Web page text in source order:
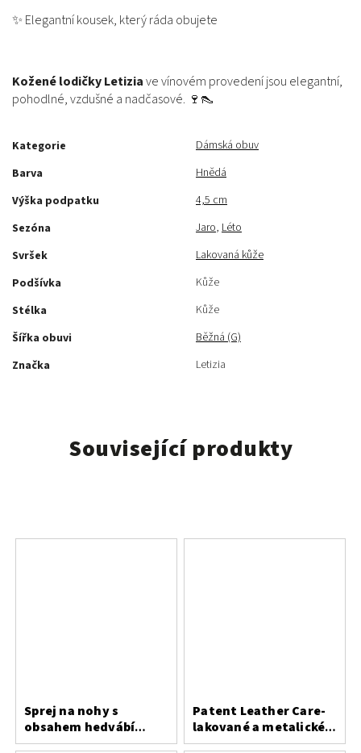
✨ Elegantní kousek, který ráda obujete
Kožené lodičky Letiziave vínovém provedení jsou elegantní,
pohodlné, vzdušné a nadčasové. 🍷👠
Kategorie
Dámská obuv
Barva
Hnědá
Výška podpatku
4,5 cm
Sezóna
Jaro, Léto
Svršek
Lakovaná kůže
Podšívka
Kůže
Stélka
Kůže
Šířka obuvi
Běžná (G)
Značka
Letizia
Související produkty
Sprej na nohy s
obsahem hedvábí
Bergal
Patent Leather Care-
lakované a metalické
usně